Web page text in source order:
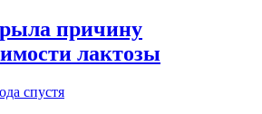
причину
лактозы
спустя